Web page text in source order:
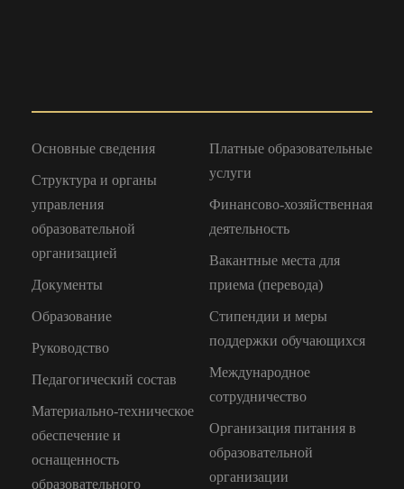
Основные сведения
Структура и органы
управления
образовательной
организацией
Документы
Образование
Руководство
Педагогический состав
Материально-техническое
обеспечение и
оснащенность
образовательного
Платные образовательные
услуги
Финансово-хозяйственная
деятельность
Вакантные места для
приема (перевода)
Стипендии и меры
поддержки обучающихся
Международное
сотрудничество
Организация питания в
образовательной
организации